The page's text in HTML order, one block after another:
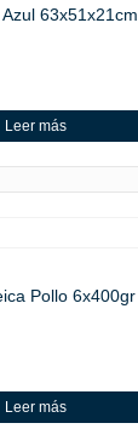
63x51x21cm
Leer más
Pollo 6x400gr
Leer más